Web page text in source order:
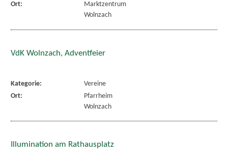
Ort:
Marktzentrum
Wolnzach
VdK Wolnzach, Adventfeier
Kategorie:
Vereine
Ort:
Pfarrheim
Wolnzach
Illumination am Rathausplatz